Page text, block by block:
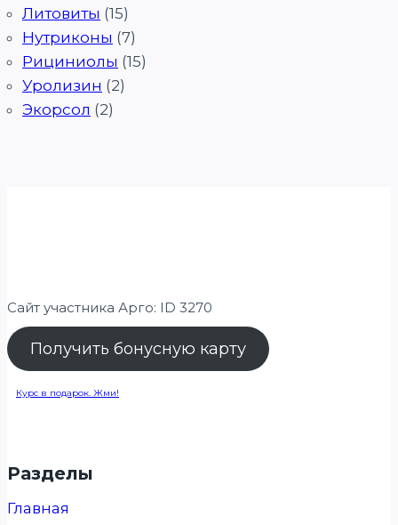
Литовиты (15)
Нутриконы (7)
Рициниолы (15)
Уролизин (2)
Экорсол (2)
Сайт участника Арго: ID 3270
Получить бонусную карту
Курс в подарок. Жми!
Разделы
Главная